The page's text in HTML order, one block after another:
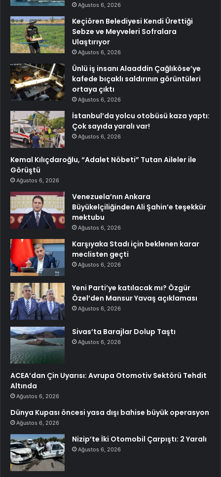
Ağustos 6, 2026
Keçiören Belediyesi Kendi Ürettiği
Sebze ve Meyveleri Sofralara
Ulaştırıyor
Ağustos 6, 2026
Ünlü iş insanı Alaaddin Çağlıköse’ye
kafede bıçaklı saldırının görüntüleri
ortaya çıktı
Ağustos 6, 2026
İstanbul’da yolcu otobüsü kaza yaptı:
Çok sayıda yaralı var!
Ağustos 6, 2026
Kemal Kılıçdaroğlu, “Adalet Nöbeti” Tutan Aileler ile
Görüştü
Ağustos 6, 2026
Venezuela’nın Ankara
Büyükelçiliğinden Ali Şahin’e teşekkür
mektubu
Ağustos 6, 2026
Karşıyaka Stadı için beklenen karar
meclisten geçti
Ağustos 6, 2026
Yeni Parti’ye katılacak mı? Özgür
Özel’den Mansur Yavaş açıklaması
Ağustos 6, 2026
Sivas’ta Barajlar Dolup Taştı
Ağustos 6, 2026
ACEA’dan Çin Uyarısı: Avrupa Otomotiv Sektörü Tehdit
Altında
Ağustos 6, 2026
Dünya Kupası öncesi yasa dışı bahise büyük operasyon
Ağustos 6, 2026
Nizip’te İki Otomobil Çarpıştı: 2 Yaralı
Ağustos 6, 2026